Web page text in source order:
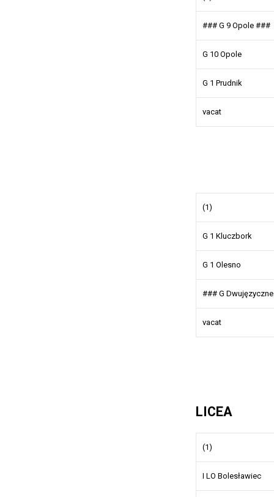
### G 9 Opole ###
G 10 Opole
G 1 Prudnik
vacat
(1)
G 1 Kluczbork
G 1 Olesno
### G
vacat
LICEA
(1)
I LO Bolesławiec